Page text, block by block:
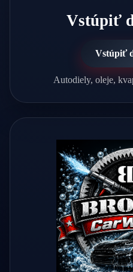
Vstúpiť
Vstúpiť
Autodiely, oleje,